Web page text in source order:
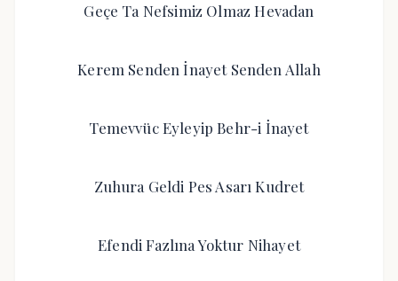
Geçe Ta Nefsimiz Olmaz Hevadan
Kerem Senden İnayet Senden Allah
Temevvüc Eyleyip Behr-i İnayet
Zuhura Geldi Pes Asarı Kudret
Efendi Fazlına Yoktur Nihayet